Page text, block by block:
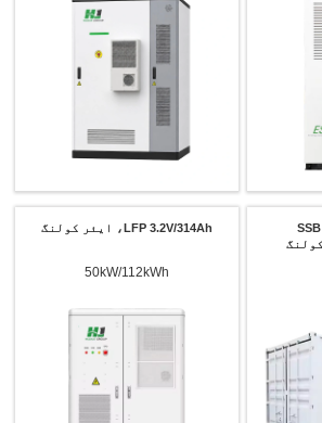
LFP 3.2V/280Ah؛ SSB
LFP 3.2V/314Ah، ایئر کولنگ
50kW/112kWh